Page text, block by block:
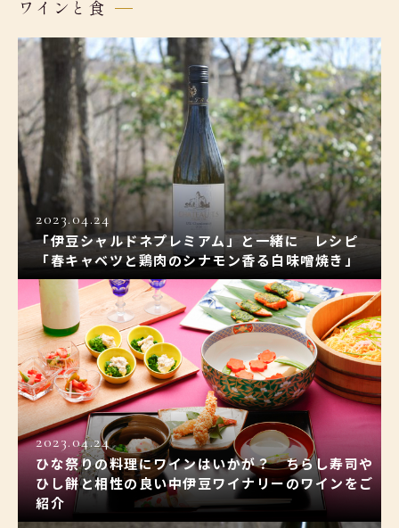
ワインと食
2023.04.24
「伊豆シャルドネプレミアム」と一緒に レシピ
「春キャベツと鶏肉のシナモン香る白味噌焼き」
2023.04.24
ひな祭りの料理にワインはいかが？ ちらし寿司や
ひし餅と相性の良い中伊豆ワイナリーのワインをご
紹介